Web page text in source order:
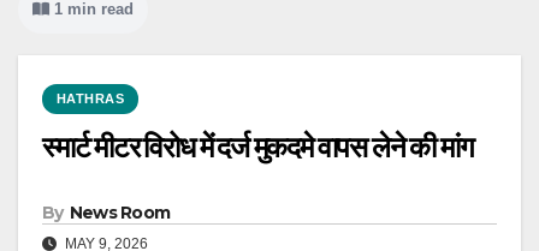
1 min read
HATHRAS
स्मार्ट मीटर विरोध में दर्ज मुकदमे वापस लेने की मांग
By News Room
MAY 9, 2026